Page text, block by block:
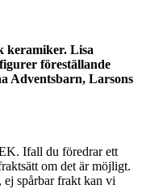
keramiker. Lisa
föreställande
Adventsbarn, Larsons
Ifall du föredrar ett
om det är möjligt.
ej spårbar frakt kan vi